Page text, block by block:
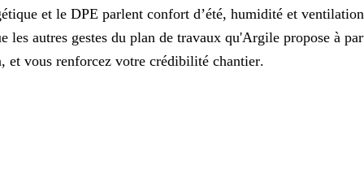
et le DPE parlent confort d’été, humidité et
les autres gestes du plan de travaux qu'Argile propose à
et vous renforcez votre crédibilité chantier.